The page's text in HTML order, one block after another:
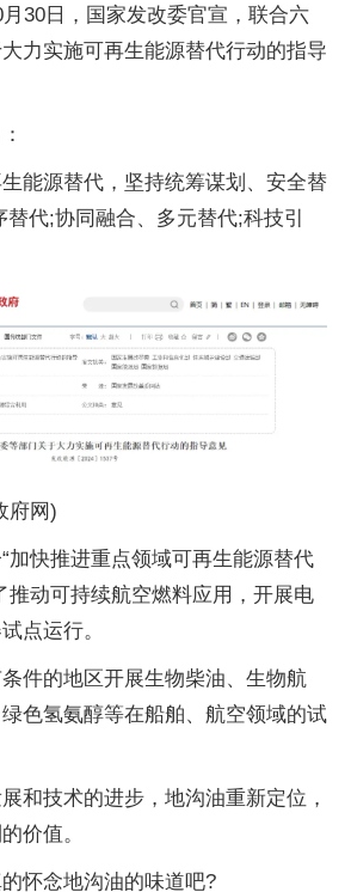
30日，国家发改委官宣，联合六
力实施可再生能源替代行动的指导
能源替代，坚持统筹谋划、安全替
代;协同融合、多元替代;科技引
府网)
加快推进重点领域可再生能源替代
推动可持续航空燃料应用，开展电
点运行。
件的地区开展生物柴油、生物航
色氢氨醇等在船舶、航空领域的试
和技术的进步，地沟油重新定位，
价值。
怀念地沟油的味道吧?